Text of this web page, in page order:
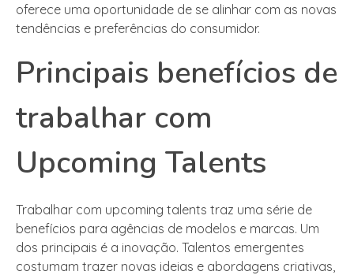
oferece uma oportunidade de se alinhar com as novas
tendências e preferências do consumidor.
Principais benefícios de
trabalhar com
Upcoming Talents
Trabalhar com upcoming talents traz uma série de
benefícios para agências de modelos e marcas. Um
dos principais é a inovação. Talentos emergentes
costumam trazer novas ideias e abordagens criativas,